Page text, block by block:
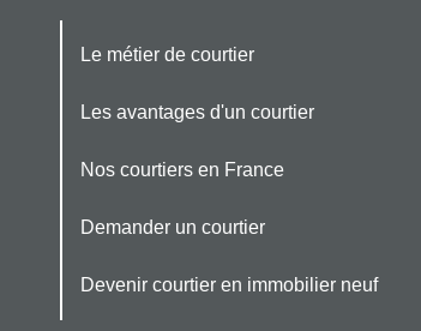
Le métier de courtier
Les avantages d'un courtier
Nos courtiers en France
Demander un courtier
Devenir courtier en immobilier neuf